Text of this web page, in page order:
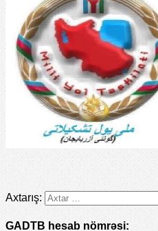
Axtarış:
GADTB hesab nömrəsi: